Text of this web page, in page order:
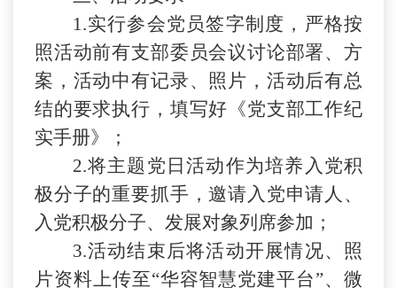
1.实行参会党员签字制度，严格按
照活动前有支部委员会议讨论部署、方
案，活动中有记录、照片，活动后有总
结的要求执行，填写好《党支部工作纪
实手册》；
2.将主题党日活动作为培养入党积
极分子的重要抓手，邀请入党申请人、
入党积极分子、发展对象列席参加；
3.活动结束后将活动开展情况、照
片资料上传至“华容智慧党建平台”、微